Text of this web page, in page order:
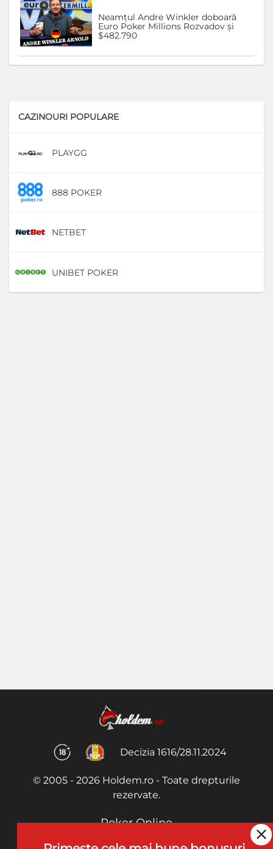
Neamțul Andre Winkler doboară
Euro Poker Millions Rozvadov și
$482.790
CAZINOURI POPULARE
PLAYGG
888 POKER
NETBET
UNIBET POKER
Decizia 1616/28.11.2024
© 2005 - 2026 Holdem.ro - Toate drepturile
rezervate.
Poker Online
Termeni si Conditii